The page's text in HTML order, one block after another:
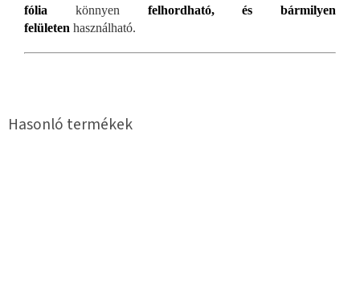
fólia
könnyen felhordható, és bármilyen
felületen használható.